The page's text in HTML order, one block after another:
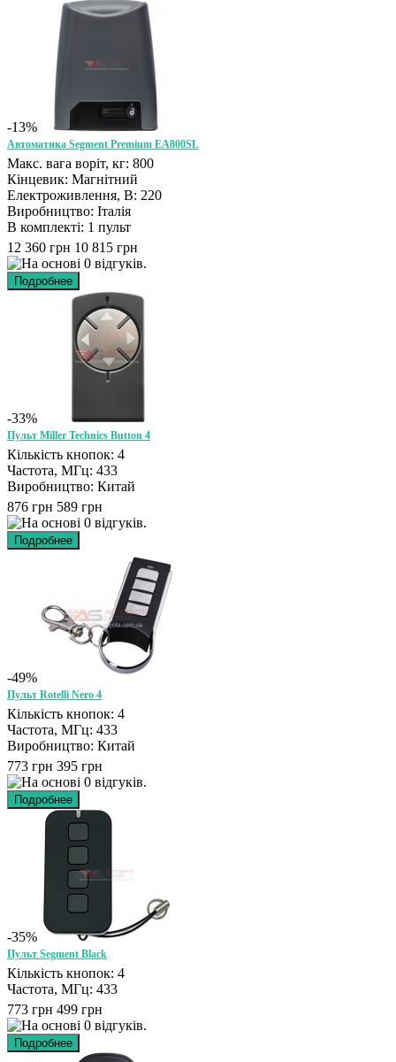
-13%
Автоматика Segment Premium EA800SL
Макс. вага воріт, кг: 800
Кінцевик: Магнітний
Електроживлення, В: 220
Виробництво: Італія
В комплекті: 1 пульт
12 360 грн 10 815 грн
-33%
Пульт Miller Technics Button 4
Кількість кнопок: 4
Частота, МГц: 433
Виробництво: Китай
876 грн 589 грн
-49%
Пульт Rotelli Nero 4
Кількість кнопок: 4
Частота, МГц: 433
Виробництво: Китай
773 грн 395 грн
-35%
Пульт Segment Black
Кількість кнопок: 4
Частота, МГц: 433
773 грн 499 грн